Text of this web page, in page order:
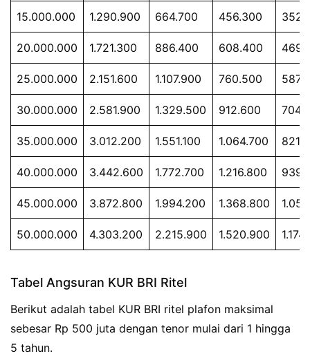
15.000.000 1.290.900 664.700 456.300
20.000.000 1.721.300 886.400 608.400
25.000.000 2.151.600 1.107.900 760.500
30.000.000 2.581.900 1.329.500 912.600
35.000.000 3.012.200 1.551.100 1.064.700
40.000.000 3.442.600 1.772.700 1.216.800
45.000.000 3.872.800 1.994.200 1.368.800
50.000.000 4.303.200 2.215.900 1.520.900
Tabel Angsuran KUR BRI Ritel
Berikut adalah tabel KUR BRI ritel plafon maksimal
sebesar Rp 500 juta dengan tenor mulai dari 1 hingga
5 tahun.